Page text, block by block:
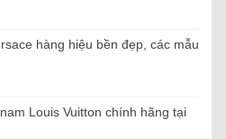
hàng hiệu bền đẹp, các mẫu
Louis Vuitton chính hãng tại